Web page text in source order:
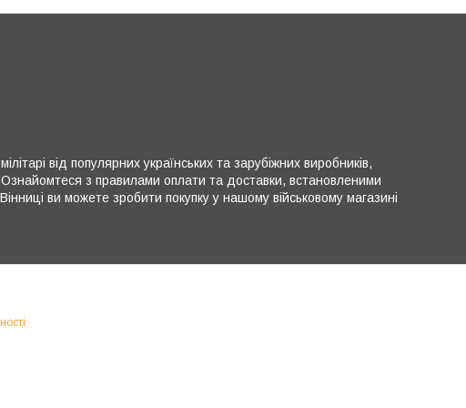
від популярних українських та зарубіжних виробників,
з правилами оплати та доставки, встановленими
ви можете зробити покупку у нашому військовому магазині